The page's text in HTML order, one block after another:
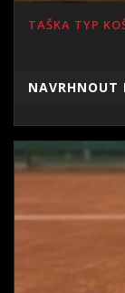
TAŠKA TYP
NAVRHNOUT